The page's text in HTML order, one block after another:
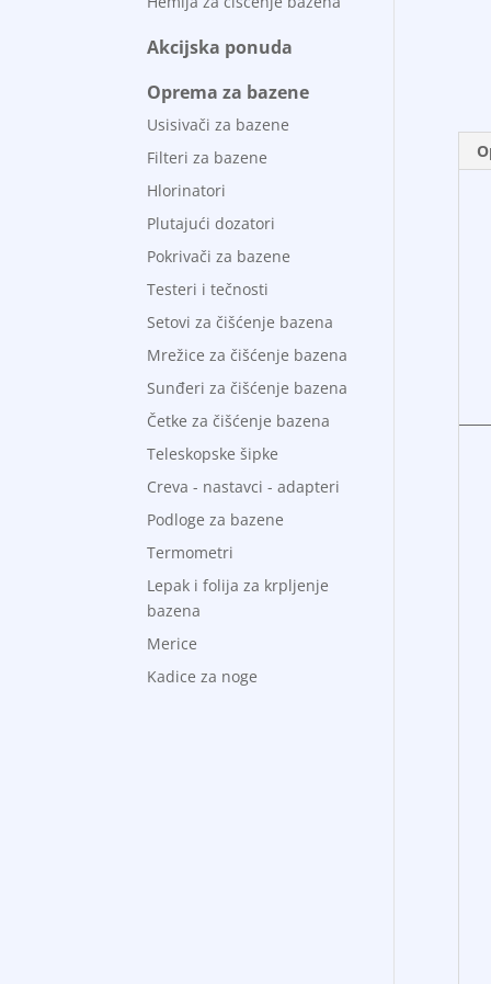
Akcijska ponuda
Oprema za bazene
Usisivači za bazene
Filteri za bazene
Hlorinatori
Plutajući dozatori
Pokrivači za bazene
Testeri i tečnosti
Setovi za čišćenje bazena
Mrežice za čišćenje bazena
Sunđeri za čišćenje bazena
Četke za čišćenje bazena
Teleskopske šipke
Creva - nastavci - adapteri
Podloge za bazene
Termometri
Lepak i folija za krpljenje
bazena
Merice
Kadice za noge